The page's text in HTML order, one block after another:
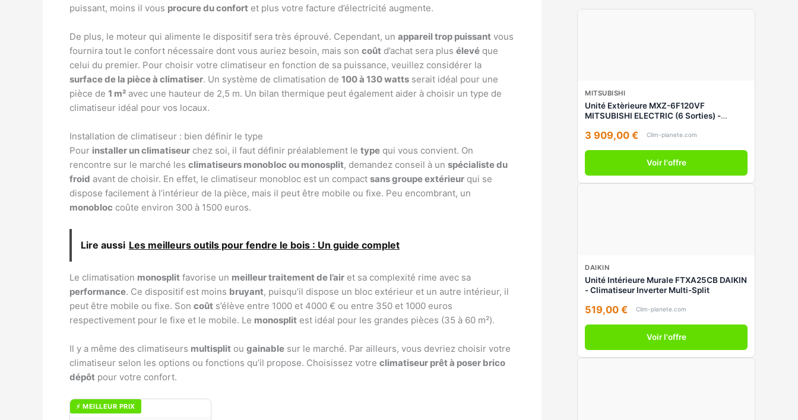
puissant, moins il vous procure du confort et plus votre facture d’électricité augmente.
De plus, le moteur qui alimente le dispositif sera très éprouvé. Cependant, un appareil trop puissant vous
fournira tout le confort nécessaire dont vous auriez besoin, mais son coût d’achat sera plus élevé que
celui du premier. Pour choisir votre climatiseur en fonction de sa puissance, veuillez considérer la
surface de la pièce à climatiser. Un système de climatisation de 100 à 130 watts serait idéal pour une
pièce de 1 m² avec une hauteur de 2,5 m. Un bilan thermique peut également aider à choisir un type de
climatiseur idéal pour vos locaux.
Installation de climatiseur : bien définir le type
Pour installer un climatiseur chez soi, il faut définir préalablement le type qui vous convient. On
rencontre sur le marché les climatiseurs monobloc ou monosplit, demandez conseil à un spécialiste du
froid avant de choisir. En effet, le climatiseur monobloc est un compact sans groupe extérieur qui se
dispose facilement à l’intérieur de la pièce, mais il peut être mobile ou fixe. Peu encombrant, un
monobloc coûte environ 300 à 1500 euros.
Lire aussi Les meilleurs outils pour fendre le bois : Un guide complet
Le climatisation monosplit favorise un meilleur traitement de l’air et sa complexité rime avec sa
performance. Ce dispositif est moins bruyant, puisqu’il dispose un bloc extérieur et un autre intérieur, il
peut être mobile ou fixe. Son coût s’élève entre 1000 et 4000 € ou entre 350 et 1000 euros
respectivement pour le fixe et le mobile. Le monosplit est idéal pour les grandes pièces (35 à 60 m²).
Il y a même des climatiseurs multisplit ou gainable sur le marché. Par ailleurs, vous devriez choisir votre
climatiseur selon les options ou fonctions qu’il propose. Choisissez votre climatiseur prêt à poser brico
dépôt pour votre confort.
⚡ MEILLEUR PRIX
MITSUBISHI
Unité Extèrieure MXZ-6F120VF
MITSUBISHI ELECTRIC (6 Sorties) -
3 909,00 € Clim-planete.com
Voir l'offre
DAIKIN
Unité Intérieure Murale FTXA25CB DAIKIN
- Climatiseur Inverter Multi-Split
519,00 € Clim-planete.com
Voir l'offre